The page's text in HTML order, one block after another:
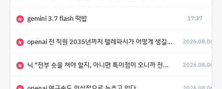
N gemini 3.7 flash 떡밥 17:37
N openai 전 직원 2035년까지 텔레파시가 어떻게 생길 수 있는지 2026.08.06
N 닉 "전부 숏을 쳐야 할지, 아니면 특이점이 오니까 전부 롱을 쳐야 할지 모르겠다.” 2026.08.06